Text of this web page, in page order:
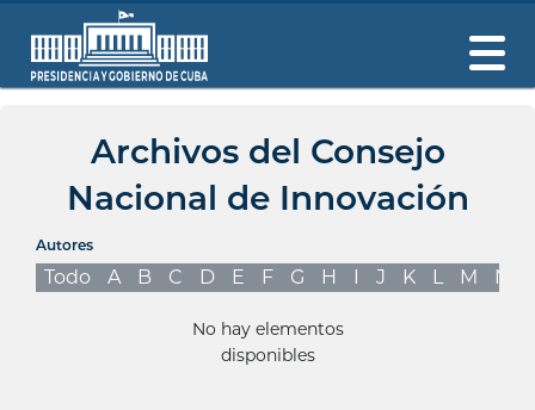
Archivos del Consejo
Nacional de Innovación
Autores
Todo A B C D E F G H I J K L M N
No hay elementos
disponibles